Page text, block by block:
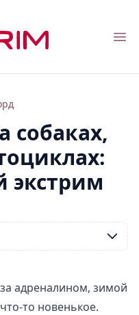
собаках,
адреналином, зимой
то новенькое.